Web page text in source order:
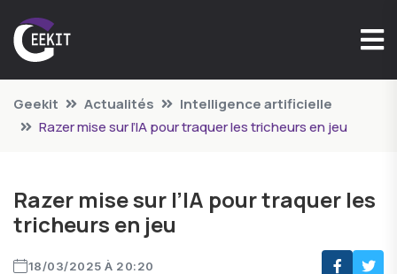
Geekit Actualités
Intelligence artificielle
Razer mise sur l’IA pour traquer les tricheurs en jeu
Razer mise sur l’IA pour traquer les
tricheurs en jeu
18/03/2025 À 20:20